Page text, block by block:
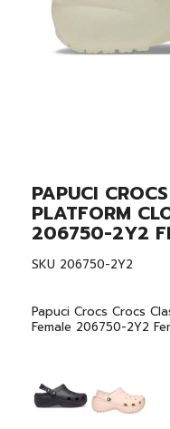
Skip
to
the
beginning
the
PAPUCI
PLATFORM
206750-2Y2
SKU 206750-2Y2
Papuci Crocs Crocs
Female 206750-2Y2